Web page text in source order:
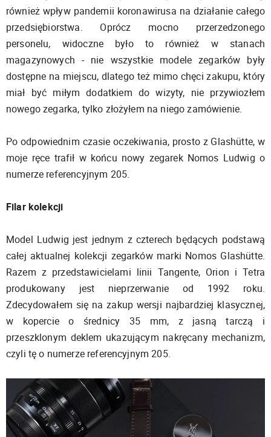
również wpływ pandemii koronawirusa na działanie całego
przedsiębiorstwa. Oprócz mocno przerzedzonego
personelu, widoczne było to również w stanach
magazynowych - nie wszystkie modele zegarków były
dostępne na miejscu, dlatego też mimo chęci zakupu, który
miał być miłym dodatkiem do wizyty, nie przywiozłem
nowego zegarka, tylko złożyłem na niego zamówienie.
Po odpowiednim czasie oczekiwania, prosto z Glashütte, w
moje ręce trafił w końcu nowy zegarek Nomos Ludwig o
numerze referencyjnym 205.
Filar kolekcji
Model Ludwig jest jednym z czterech będących podstawą
całej aktualnej kolekcji zegarków marki Nomos Glashütte.
Razem z przedstawicielami linii Tangente, Orion i Tetra
produkowany jest nieprzerwanie od 1992 roku.
Zdecydowałem się na zakup wersji najbardziej klasycznej,
w kopercie o średnicy 35 mm, z jasną tarczą i
przeszklonym deklem ukazującym nakręcany mechanizm,
czyli tę o numerze referencyjnym 205.